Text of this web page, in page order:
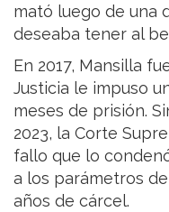
mató luego de una
deseaba tener al
En 2017, Mansilla
Justicia le impuso
meses de prisión.
2023, la Corte
fallo que lo
a los parámetros
años de cárcel.